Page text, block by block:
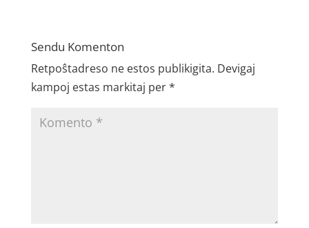
Sendu Komenton
Retpoŝtadreso ne estos publikigita. Devigaj
kampoj estas markitaj per*